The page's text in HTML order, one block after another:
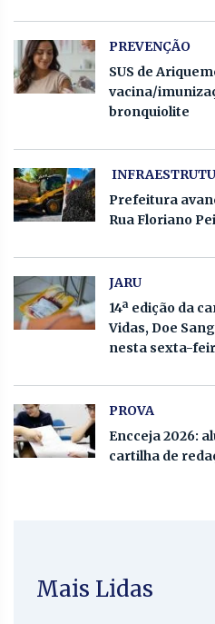
PREVENÇÃO
SUS de
vacina/
bronquiolite
Prefeitura
Rua Floriano
JARU
14ª edição da
Vidas, Doe
nesta sexta-
PROVA
Encceja 2026:
cartilha de
Mais Lidas